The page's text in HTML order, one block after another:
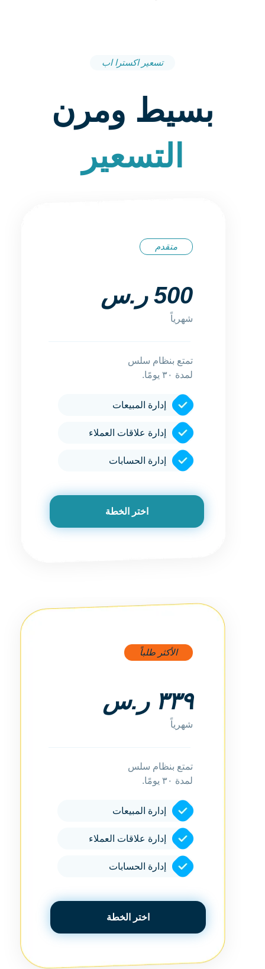
تسعير اکسترا اب
بسيط ومرن
التسعير
متقدم
500 ر.س
شهرياً
تمتع بنظام سلس
لمدة ٣٠ يومًا.
إدارة المبيعات
إدارة علاقات العملاء
إدارة الحسابات
اختر الخطة
الأكثر طلباً
٣٣٩ ر.س
شهرياً
تمتع بنظام سلس
لمدة ٣٠ يومًا.
إدارة المبيعات
إدارة علاقات العملاء
إدارة الحسابات
اختر الخطة